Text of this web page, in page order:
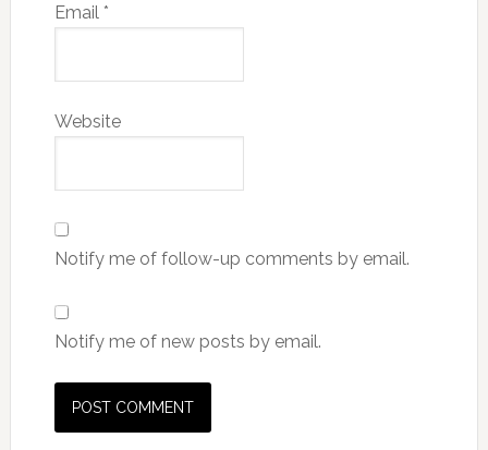
Email *
Website
Notify me of follow-up comments by email.
Notify me of new posts by email.